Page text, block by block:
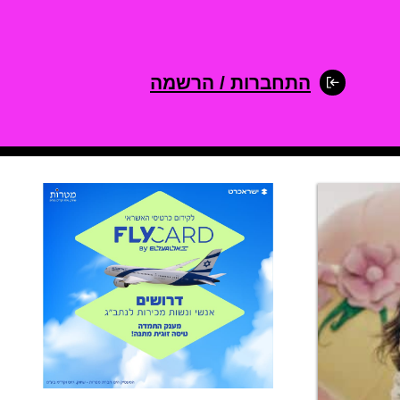
התחברות / הרשמה